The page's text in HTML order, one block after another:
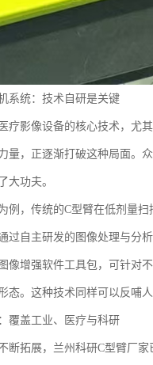
系统：技术自研是关键
疗影像设备的核心技术，尤
量，正逐渐打破这种局面。
大功夫。
例，传统的C型臂在低剂量
过自主研发的图像处理与分
像增强软件工具包，可针对
态。这种技术同样可以反哺
覆盖工业、医疗与科研
断拓展，兰州科研C型臂厂